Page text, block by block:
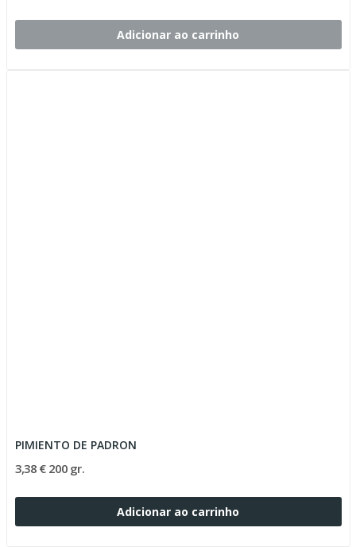
Adicionar ao carrinho
PIMIENTO DE PADRON
3,38 € 200 gr.
Adicionar ao carrinho